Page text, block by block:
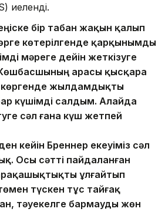
иеленді.
бір табан жақын қалып
көтерілгенде қарқынымды
мәреге дейін жеткізуге
арасы қысқара
көргенде жылдамдықты
күшімді салдым. Алайда
сәл ғана күш жетпей
кейін Бреннер екеуіміз сәл
Осы сәтті пайдаланған
ұлғайтып
түскен тұс тайғақ
тәуекелге бармауды жөн